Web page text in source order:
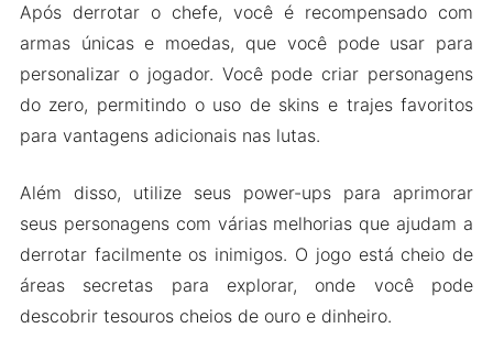
Após derrotar o chefe, você é recompensado com
armas únicas e moedas, que você pode usar para
personalizar o jogador. Você pode criar personagens
do zero, permitindo o uso de skins e trajes favoritos
para vantagens adicionais nas lutas.
Além disso, utilize seus power-ups para aprimorar
seus personagens com várias melhorias que ajudam a
derrotar facilmente os inimigos. O jogo está cheio de
áreas secretas para explorar, onde você pode
descobrir tesouros cheios de ouro e dinheiro.